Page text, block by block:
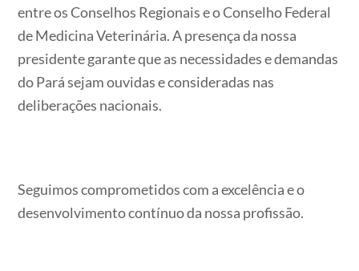
entre os Conselhos Regionais e o Conselho Federal
de Medicina Veterinária. A presença da nossa
presidente garante que as necessidades e demandas
do Pará sejam ouvidas e consideradas nas
deliberações nacionais.
Seguimos comprometidos com a excelência e o
desenvolvimento contínuo da nossa profissão.